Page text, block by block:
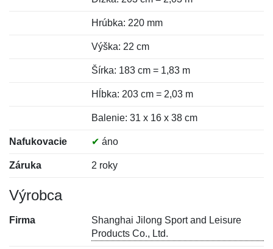
Hrúbka: 220 mm
Výška: 22 cm
Šírka: 183 cm = 1,83 m
Hĺbka: 203 cm = 2,03 m
Balenie: 31 x 16 x 38 cm
Nafukovacie ✔ áno
Záruka 2 roky
Výrobca
Firma
Shanghai Jilong Sport and Leisure
Products Co., Ltd.